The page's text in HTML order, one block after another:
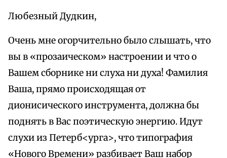
Любезный Дудкин,
Очень мне огорчительно было слышать, что
вы в «прозаическом» настроении и что о
Вашем сборнике ни слуха ни духа! Фамилия
Ваша, прямо происходящая от
дионисического инструмента, должна бы
поднять в Вас поэтическую энергию. Идут
слухи из Петерб<урга>, что типография
«Нового Времени» разбивает Ваш набор